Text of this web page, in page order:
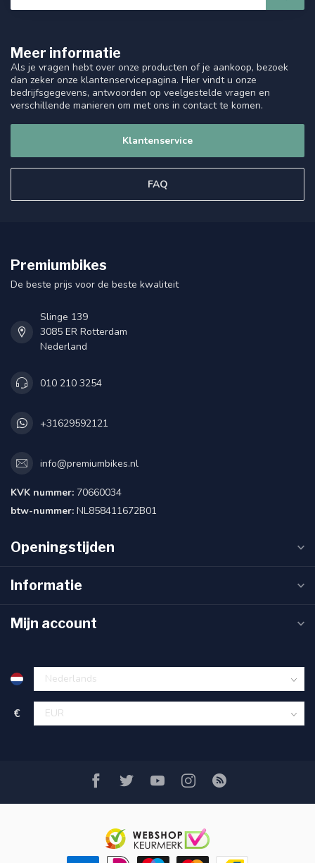
Meer informatie
Als je vragen hebt over onze producten of je aankoop, bezoek
dan zeker onze klantenservicepagina. Hier vindt u onze
bedrijfsgegevens, antwoorden op veelgestelde vragen en
verschillende manieren om met ons in contact te komen.
Klantenservice
FAQ
Premiumbikes
De beste prijs voor de beste kwaliteit
Slinge 139
3085 ER Rotterdam
Nederland
010 210 3254
+31629592121
info@premiumbikes.nl
KVK nummer: 70660034
btw-nummer: NL858411672B01
Openingstijden
Informatie
Mijn account
€